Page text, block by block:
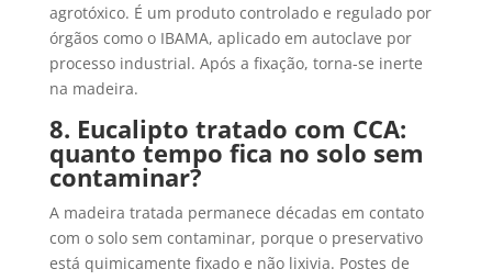
agrotóxico. É um produto controlado e regulado por
órgãos como o IBAMA, aplicado em autoclave por
processo industrial. Após a fixação, torna-se inerte
na madeira.
8. Eucalipto tratado com CCA:
quanto tempo fica no solo sem
contaminar?
A madeira tratada permanece décadas em contato
com o solo sem contaminar, porque o preservativo
está quimicamente fixado e não lixivia. Postes de